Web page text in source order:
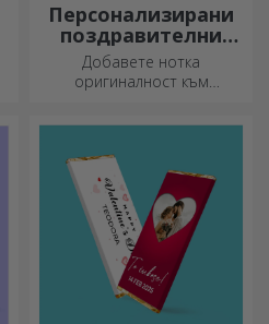
Персонализирани
поздравителни
картички и
картички
Добавете нотка
оригиналност към
персонализирана картичка
или поздравителна
картичка.